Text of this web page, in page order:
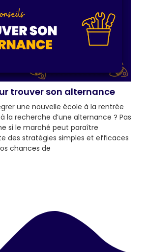
trouver son alternance
une nouvelle école à la rentrée
la recherche d’une alternance ? Pas
si le marché peut paraître
des stratégies simples et efficaces
chances de